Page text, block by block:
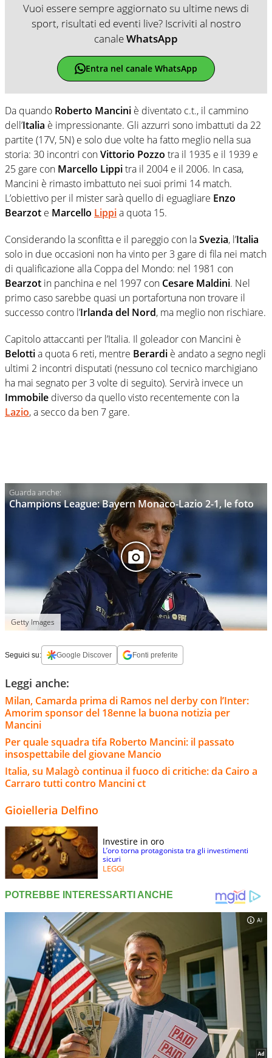
Vuoi essere sempre aggiornato su ultime news di
sport, risultati ed eventi live? Iscriviti al nostro
canaleWhatsApp
Entra nel canale WhatsApp
Da quando Roberto Mancini è diventato c.t., il cammino
dell’Italia è impressionante. Gli azzurri sono imbattuti da 22
partite (17V, 5N) e solo due volte ha fatto meglio nella sua
storia: 30 incontri conVittorio Pozzo tra il 1935 e il 1939 e
25 gare con Marcello Lippitra il 2004 e il 2006. In casa,
Mancini è rimasto imbattuto nei suoi primi 14 match.
L’obiettivo per il mister sarà quello di eguagliare Enzo
Bearzot e Marcello Lippia quota 15.
Considerando la sconfitta e il pareggio con laSvezia, l’Italia
solo in due occasioni non ha vinto per 3 gare di fila nei match
di qualificazione alla Coppa del Mondo: nel 1981 con
Bearzot in panchina e nel 1997 con Cesare Maldini. Nel
primo caso sarebbe quasi un portafortuna non trovare il
successo contro l’Irlanda del Nord, ma meglio non rischiare.
Capitolo attaccanti per l’Italia. Il goleador con Mancini è
Belottia quota 6 reti, mentre Berardi è andato a segno negli
ultimi 2 incontri disputati (nessuno col tecnico marchigiano
ha mai segnato per 3 volte di seguito). Servirà invece un
Immobile diverso da quello visto recentemente con la
Lazio, a secco da ben 7 gare.
Champions League: Bayern Monaco-Lazio 2-1, le foto
Getty Images
Seguici su: Google Discover Fonti preferite
Leggi anche:
Milan, Camarda prima di Ramos nel derby con l’Inter:
Amorim sponsor del 18enne la buona notizia per
Mancini
Per quale squadra tifa Roberto Mancini: il passato
insospettabile del giovane Mancio
Italia, su Malagò continua il fuoco di critiche: da Cairo a
Carraro tutti contro Mancini ct
Gioielleria Delfino
Investire in oro
L’oro torna protagonista tra gli investimenti
sicuri
LEGGI